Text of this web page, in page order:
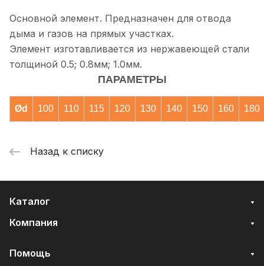
Основной элемент. Предназначен для отвода
дыма и газов на прямых участках.
Элемент изготавливается из нержавеющей стали
толщиной 0.5; 0.8мм; 1.0мм.
ПАРАМЕТРЫ
Ød 100 110 115 120 130 140 150 160 180
Назад к списку
Каталог
Компания
Помощь